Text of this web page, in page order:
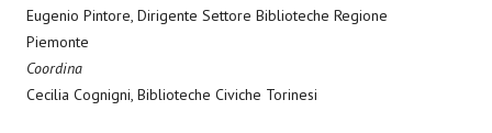
Eugenio Pintore, Dirigente Settore Biblioteche Regione
Piemonte
Coordina
Cecilia Cognigni, Biblioteche Civiche Torinesi